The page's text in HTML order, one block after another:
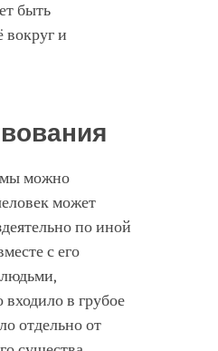
быть
и
можно
может
по иной
с его
в грубое
отдельно от